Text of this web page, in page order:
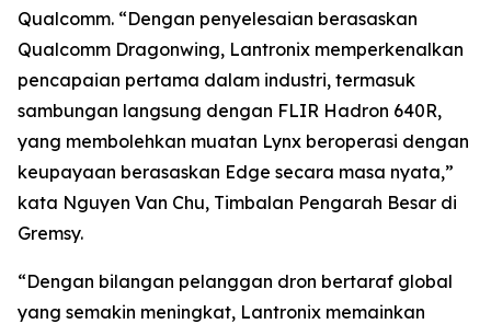
Qualcomm. “Dengan penyelesaian berasaskan
Qualcomm Dragonwing, Lantronix memperkenalkan
pencapaian pertama dalam industri, termasuk
sambungan langsung dengan FLIR Hadron 640R,
yang membolehkan muatan Lynx beroperasi dengan
keupayaan berasaskan Edge secara masa nyata,”
kata Nguyen Van Chu, Timbalan Pengarah Besar di
Gremsy.
“Dengan bilangan pelanggan dron bertaraf global
yang semakin meningkat, Lantronix memainkan